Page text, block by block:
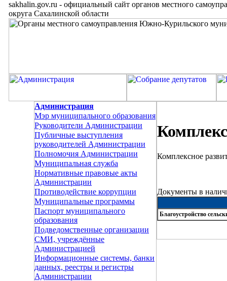
sakhalin.gov.ru - официальный сайт органов местного
округа Сахалинской области
Администрация
Мэр муниципального образования
Руководители Администрации
Публичные выступления
руководителей Администрации
Полномочия Администрации
Муниципальная служба
Нормативные правовые акты
Администрации
Противодействие коррупции
Муниципальные программы
Паспорт муниципального
образования
Подведомственные организации
СМИ, учреждённые
Администрацией
Информационные системы, банки
данных, реестры и регистры
Администрации
Комплексное
Документы в
Благоустройство